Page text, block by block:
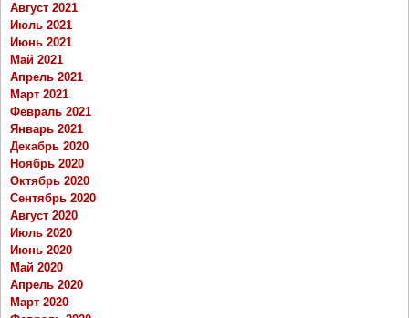
Август 2021
Июль 2021
Июнь 2021
Май 2021
Апрель 2021
Март 2021
Февраль 2021
Январь 2021
Декабрь 2020
Ноябрь 2020
Октябрь 2020
Сентябрь 2020
Август 2020
Июль 2020
Июнь 2020
Май 2020
Апрель 2020
Март 2020